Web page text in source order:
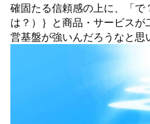
確固たる信頼感の上に、「で
は？）｝と商品・サービス
営基盤が強いんだろうなと思